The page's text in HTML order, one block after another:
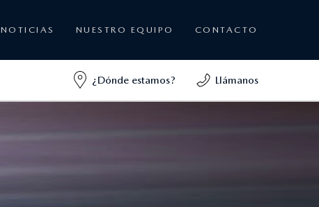
NOTICIAS NUESTRO EQUIPO CONTACTO
¿Dónde estamos? Llámanos